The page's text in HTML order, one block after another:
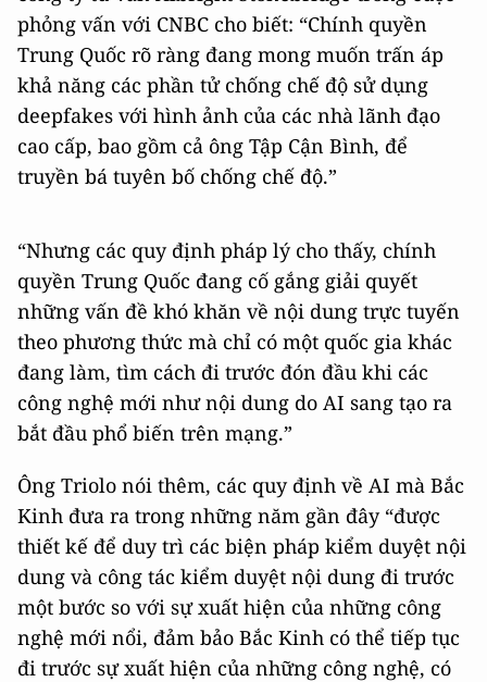
phỏng vấn với CNBC cho biết: “Chính quyền
Trung Quốc rõ ràng đang mong muốn trấn áp
khả năng các phần tử chống chế độ sử dụng
deepfakes với hình ảnh của các nhà lãnh đạo
cao cấp, bao gồm cả ông Tập Cận Bình, để
truyền bá tuyên bố chống chế độ.”
“Nhưng các quy định pháp lý cho thấy, chính
quyền Trung Quốc đang cố gắng giải quyết
những vấn đề khó khăn về nội dung trực tuyến
theo phương thức mà chỉ có một quốc gia khác
đang làm, tìm cách đi trước đón đầu khi các
công nghệ mới như nội dung do AI sang tạo ra
bắt đầu phổ biến trên mạng.”
Ông Triolo nói thêm, các quy định về AI mà Bắc
Kinh đưa ra trong những năm gần đây “được
thiết kế để duy trì các biện pháp kiểm duyệt nội
dung và công tác kiểm duyệt nội dung đi trước
một bước so với sự xuất hiện của những công
nghệ mới nổi, đảm bảo Bắc Kinh có thể tiếp tục
đi trước sự xuất hiện của những công nghệ, có